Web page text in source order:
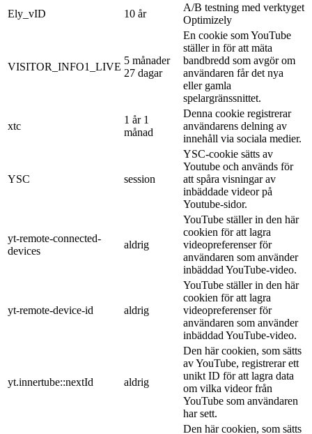
Ely_vID
10 år
A/B testning med verktyget
Optimizely
VISITOR_INFO1_LIVE
5 månader
27 dagar
En cookie som YouTube
ställer in för att mäta
bandbredd som avgör om
användaren får det nya
eller gamla
spelargränssnittet.
xtc
1 år 1
månad
Denna cookie registrerar
användarens delning av
innehåll via sociala medier.
YSC session
YSC-cookie sätts av
Youtube och används för
att spåra visningar av
inbäddade videor på
Youtube-sidor.
yt-remote-connected-
devices
aldrig
YouTube ställer in den här
cookien för att lagra
videopreferenser för
användaren som använder
inbäddad YouTube-video.
yt-remote-device-id aldrig
YouTube ställer in den här
cookien för att lagra
videopreferenser för
användaren som använder
inbäddad YouTube-video.
yt.innertube::nextId aldrig
Den här cookien, som sätts
av YouTube, registrerar ett
unikt ID för att lagra data
om vilka videor från
YouTube som användaren
har sett.
Den här cookien, som sätts